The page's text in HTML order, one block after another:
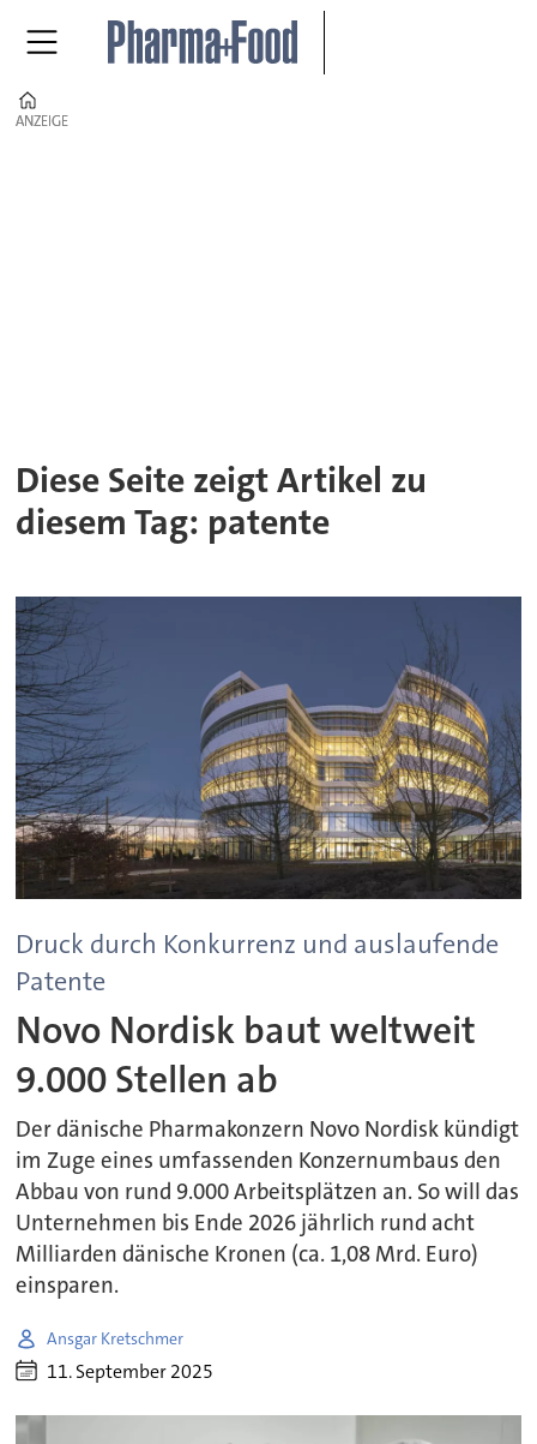
ANZEIGE
ANZEIGE
Diese Seite zeigt Artikel zu
diesem Tag: patente
Druck durch Konkurrenz und auslaufende
Patente
Novo Nordisk baut weltweit
9.000 Stellen ab
Der dänische Pharmakonzern Novo Nordisk kündigt
im Zuge eines umfassenden Konzernumbaus den
Abbau von rund 9.000 Arbeitsplätzen an. So will das
Unternehmen bis Ende 2026 jährlich rund acht
Milliarden dänische Kronen (ca. 1,08 Mrd. Euro)
einsparen.
Ansgar Kretschmer
11. September 2025